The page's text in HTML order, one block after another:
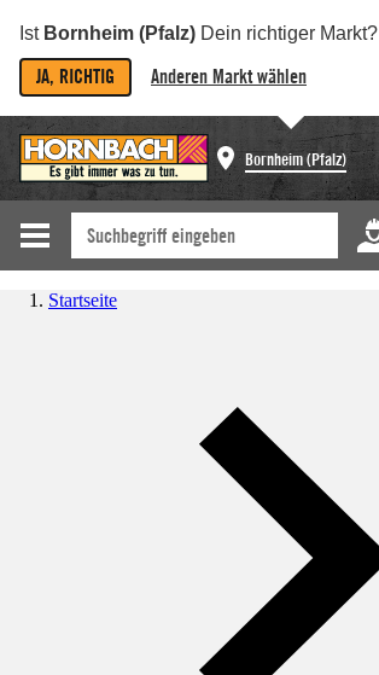
Ist Bornheim (Pfalz) Dein richtiger Markt?
JA, RICHTIG Anderen Markt wählen
Bornheim (Pfalz)
Startseite